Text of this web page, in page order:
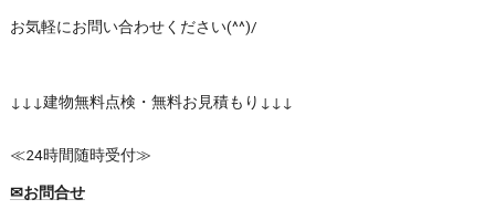
お気軽にお問い合わせください(^^)/
↓↓↓建物無料点検・無料お見積もり↓↓↓
≪24時間随時受付≫
✉お問合せ